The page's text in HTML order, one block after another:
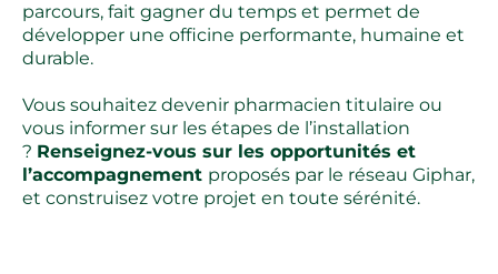
parcours, fait gagner du temps et permet de
développer une officine performante, humaine et
durable.
Vous souhaitez devenir pharmacien titulaire ou
vous informer sur les étapes de l’installation
? Renseignez-vous sur les opportunités et
l’accompagnement proposés par le réseau Giphar,
et construisez votre projet en toute sérénité.